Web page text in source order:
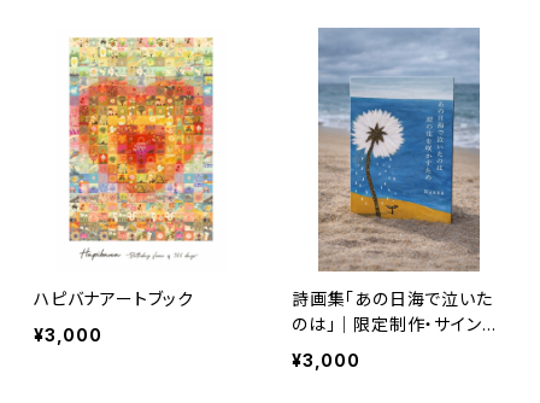
ハピバナアートブック
¥3,000
詩画集「あの日海で泣いた
のは」｜限定制作・サイン＆
シリアル番号入り｜オンライ
ン限定ポストカード付き
¥3,000